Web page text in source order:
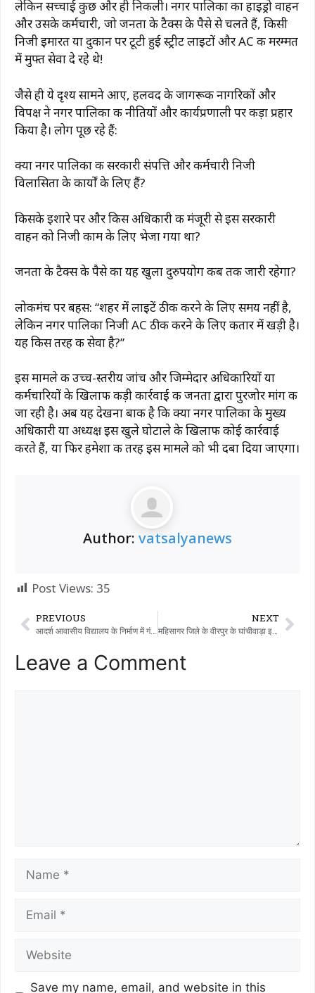
लेकिन सच्चाई कुछ और ही निकली। नगर पालिका का हाइड्रो वाहन
और उसके कर्मचारी, जो जनता के टैक्स के पैसे से चलते हैं, किसी
निजी इमारत या दुकान पर टूटी हुई स्ट्रीट लाइटों और AC की मरम्मत
में मुफ्त सेवा दे रहे थे!
जैसे ही ये दृश्य सामने आए, हलवद के जागरूक नागरिकों और
विपक्ष ने नगर पालिका की नीतियों और कार्यप्रणाली पर कड़ा प्रहार
किया है। लोग पूछ रहे हैं:
क्या नगर पालिका की सरकारी संपत्ति और कर्मचारी निजी
विलासिता के कार्यों के लिए हैं?
किसके इशारे पर और किस अधिकारी की मंजूरी से इस सरकारी
वाहन को निजी काम के लिए भेजा गया था?
जनता के टैक्स के पैसे का यह खुला दुरुपयोग कब तक जारी रहेगा?
लोकमंच पर बहस: “शहर में लाइटें ठीक करने के लिए समय नहीं है,
लेकिन नगर पालिका निजी AC ठीक करने के लिए कतार में खड़ी है।
यह किस तरह की सेवा है?”
इस मामले की उच्च-स्तरीय जांच और जिम्मेदार अधिकारियों या
कर्मचारियों के खिलाफ कड़ी कार्रवाई की जनता द्वारा पुरजोर मांग की
जा रही है। अब यह देखना बाकी है कि क्या नगर पालिका के मुख्य
अधिकारी या अध्यक्ष इस खुले घोटाले के खिलाफ कोई कार्रवाई
करते हैं, या फिर हमेशा की तरह इस मामले को भी दबा दिया जाएगा।
Author: vatsalyanews
Post Views: 35
PREVIOUS
आदर्श आवासीय विद्यालय के निर्माण में गंभीर अनियमितताओं के आरोप! क्या मज़दूरों की सुरक्षा से समझौता किया गया? बाल श्रम के आरोपों पर मचा हड़कंप।
NEXT
महिसागर जिले के वीरपुर के घांचीवाड़ा इलाके की एक सोसायटी में सीवरेज की समस्या गंभीर है:
Leave a Comment
Save my name, email, and website in this